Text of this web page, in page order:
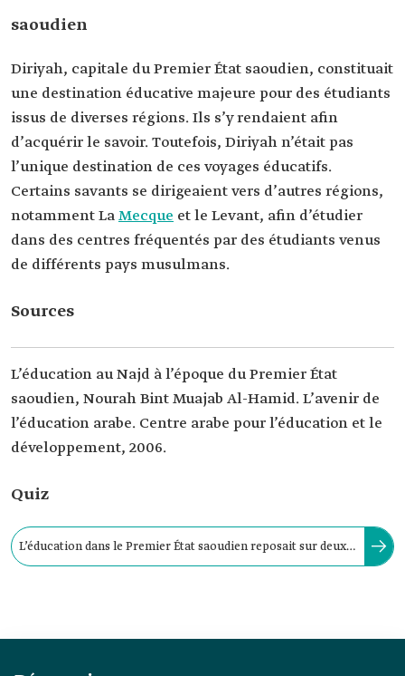
saoudien
Diriyah, capitale du Premier État saoudien, constituait
une destination éducative majeure pour des étudiants
issus de diverses régions. Ils s’y rendaient afin
d’acquérir le savoir. Toutefois, Diriyah n’était pas
l’unique destination de ces voyages éducatifs.
Certains savants se dirigeaient vers d’autres régions,
notamment LaMecque et le Levant, afin d’étudier
dans des centres fréquentés par des étudiants venus
de différents pays musulmans.
Sources
L’éducation au Najd à l’époque du Premier État
saoudien, Nourah Bint Muajab Al-Hamid. L’avenir de
l’éducation arabe. Centre arabe pour l’éducation et le
développement, 2006.
Quiz
L’éducation dans le Premier État saoudien reposait sur deux